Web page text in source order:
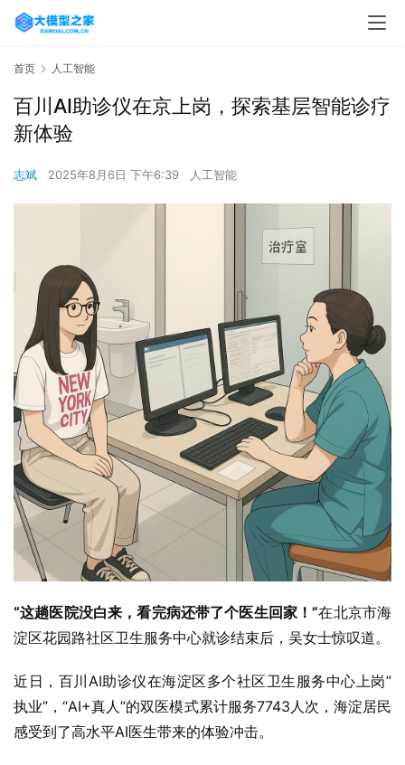
首页 人工智能
百川AI助诊仪在京上岗，探索基层智能诊疗
新体验
志斌 2025年8月6日 下午6:39 人工智能
“这趟医院没白来，看完病还带了个医生回家！”在北京市海
淀区花园路社区卫生服务中心就诊结束后，吴女士惊叹道。
近日，百川AI助诊仪在海淀区多个社区卫生服务中心上岗”
执业”，“AI+真人”的双医模式累计服务7743人次，海淀居民
感受到了高水平AI医生带来的体验冲击。